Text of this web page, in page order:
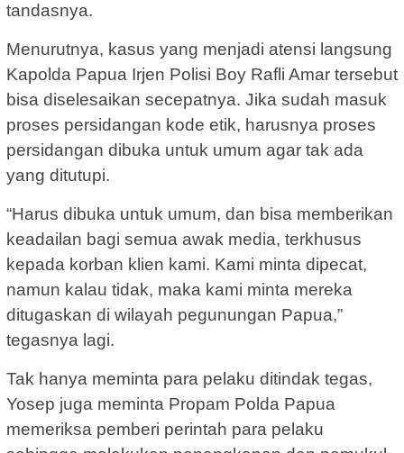
tandasnya.
Menurutnya, kasus yang menjadi atensi langsung
Kapolda Papua Irjen Polisi Boy Rafli Amar tersebut
bisa diselesaikan secepatnya. Jika sudah masuk
proses persidangan kode etik, harusnya proses
persidangan dibuka untuk umum agar tak ada
yang ditutupi.
“Harus dibuka untuk umum, dan bisa memberikan
keadailan bagi semua awak media, terkhusus
kepada korban klien kami. Kami minta dipecat,
namun kalau tidak, maka kami minta mereka
ditugaskan di wilayah pegunungan Papua,”
tegasnya lagi.
Tak hanya meminta para pelaku ditindak tegas,
Yosep juga meminta Propam Polda Papua
memeriksa pemberi perintah para pelaku